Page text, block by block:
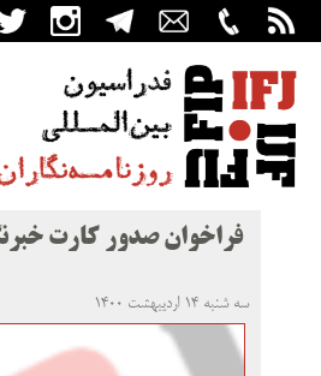
فراخوان صدور کارت
سه شنبه ۱۴ اردیبهشت ۱۴۰۰